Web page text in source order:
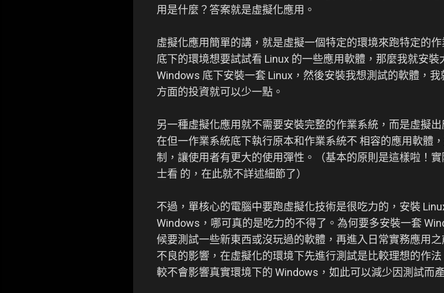
用是什麼？答案就是虛擬化應用。
虛擬化應用簡單的講，就是虛擬一個特定的環境來跑特定的
底下的環境想要試試看 Linux 的一些應用軟體，那麼我就安
Windows 底下安裝一套 Linux，然後安裝我想測試的軟體，
方面的投資就可以少一點。
另一種虛擬化應用就不需要安裝完整的作業系統，而是虛擬
在但一作業系統底下執行原本和作業系統不 相容的應用軟體
制，讓使用者有更大的使用彈性。（基本的原則是這樣啦！
士看 的，在此就不詳述細節了）
不過，單核心的電腦中要跑虛擬化技術是很吃力的，安裝
Windows，哪可真的是吃力的不得了。為何要多安裝一套
候要測試一些新東西或沒玩過的軟體，再進入日常實務應用
不良的影響，在虛擬化的環境下先進行測試是比較理想的作
較不會影響真實環境下的 Windows，如此可以減少因測試而